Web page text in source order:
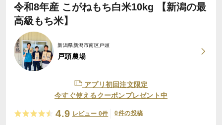
令和8年産 こがねもち白米10kg 【新潟の最
高級もち米】
新潟県新潟市南区戸頭
戸頭農場
アプリ初回注文限定
今すぐ使えるクーポンプレゼント中
4.9 レビュー 0件 0件の投稿